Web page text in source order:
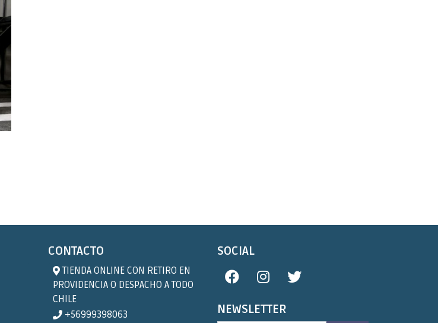
CONTACTO
TIENDA ONLINE CON RETIRO EN
PROVIDENCIA O DESPACHO A TODO
CHILE
+56999398063
SOCIAL
NEWSLETTER